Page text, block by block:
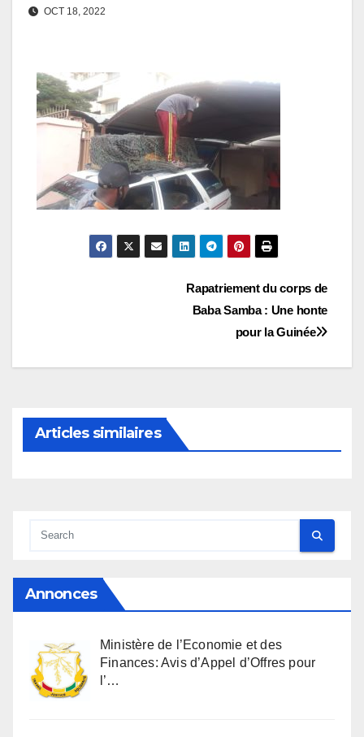
OCT 18, 2022
l’article
Rapatriement du corps de
Baba Samba : Une honte
pour la Guinée
Articles similaires
Annonces
Ministère de l’Economie et des
Finances: Avis d’Appel d’Offres pour
l’…